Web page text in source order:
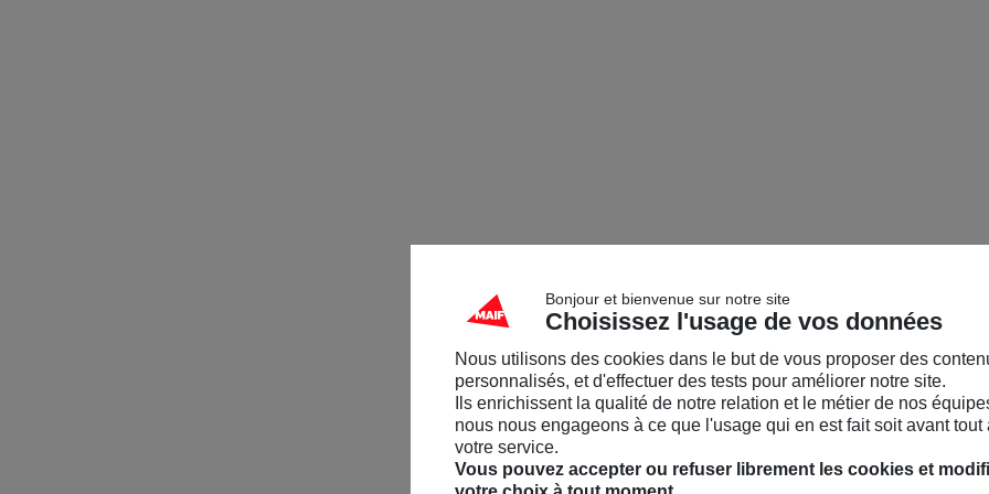
Bonjour et bienvenue sur notre site
Choisissez l'usage de vos données
Nous utilisons des cookies dans le but de vous proposer des
personnalisés, et d'effectuer des tests pour améliorer notre site.
Ils enrichissent la qualité de notre relation et le métier de nos
nous nous engageons à ce que l'usage qui en est fait soit avant tout
votre service.
Vous pouvez accepter ou refuser librement les cookies et